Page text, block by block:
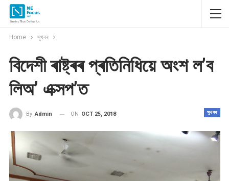
Home সুখবৰ
বিদেশী ৰাষ্ট্ৰৰ প্ৰতিনিধিয়ে অংশ ল’ব
লিঅ’ এক্সপ’ত
সুখবৰ
By Admin ON OCT 25, 2018